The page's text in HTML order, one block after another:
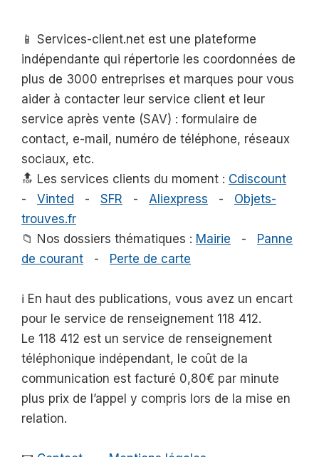
📱 Services-client.net est une plateforme
indépendante qui répertorie les coordonnées de
plus de 3000 entreprises et marques pour vous
aider à contacter leur service client et leur
service après vente (SAV) : formulaire de
contact, e-mail, numéro de téléphone, réseaux
sociaux, etc.
🔝 Les services clients du moment : Cdiscount
- Vinted - SFR - Aliexpress - Objets-
trouves.fr
📁 Nos dossiers thématiques : Mairie - Panne
de courant - Perte de carte
ℹ️ En haut des publications, vous avez un encart
pour le service de renseignement 118 412.
Le 118 412 est un service de renseignement
téléphonique indépendant, le coût de la
communication est facturé 0,80€ par minute
plus prix de l’appel y compris lors de la mise en
relation.